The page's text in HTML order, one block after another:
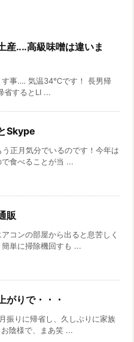
産‥‥高級味噌は違いま
す事‥‥ 気温34℃です！ 長男帰
省するとLI ...
Skype
正月気分でいるのです！今年は
食べることが当 ...
販
コンの部屋から出ると息苦しく
単に掃除機回すも ...
がりで・・・
振りに帰省し、久しぶりに家族
陰様で、まあ笑 ...